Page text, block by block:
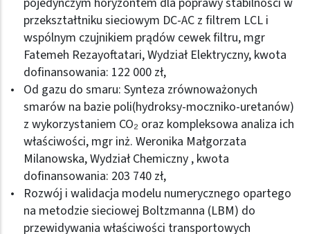
przekształtniku sieciowym DC-AC z filtrem LCL i
wspólnym czujnikiem prądów cewek filtru, mgr
Fatemeh Rezayoftatari, Wydział Elektryczny, kwota
dofinansowania: 122 000 zł,
Od gazu do smaru: Synteza zrównoważonych
smarów na bazie poli(hydroksy-moczniko-uretanów)
z wykorzystaniem CO₂ oraz kompleksowa analiza ich
właściwości, mgr inż. Weronika Małgorzata
Milanowska, Wydział Chemiczny , kwota
dofinansowania: 203 740 zł,
Rozwój i walidacja modelu numerycznego opartego
na metodzie sieciowej Boltzmanna (LBM) do
przewidywania właściwości transportowych